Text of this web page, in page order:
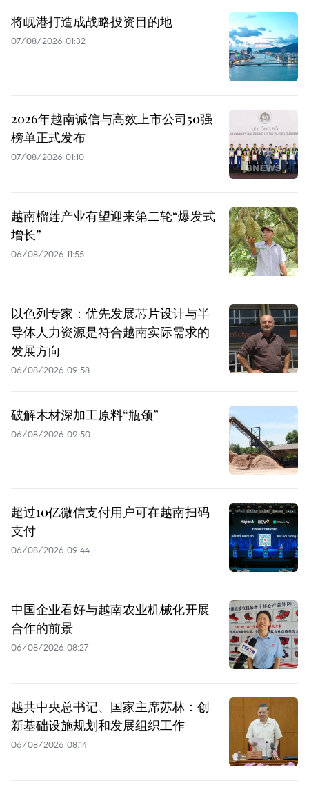
将岘港打造成战略投资目的地
07/08/2026 01:32
2026年越南诚信与高效上市公司50强
榜单正式发布
07/08/2026 01:10
越南榴莲产业有望迎来第二轮“爆发式
增长”
06/08/2026 11:55
以色列专家：优先发展芯片设计与半
导体人力资源是符合越南实际需求的
发展方向
06/08/2026 09:58
破解木材深加工原料“瓶颈”
06/08/2026 09:50
超过10亿微信支付用户可在越南扫码
支付
06/08/2026 09:44
中国企业看好与越南农业机械化开展
合作的前景
06/08/2026 08:27
越共中央总书记、国家主席苏林：创
新基础设施规划和发展组织工作
06/08/2026 08:14